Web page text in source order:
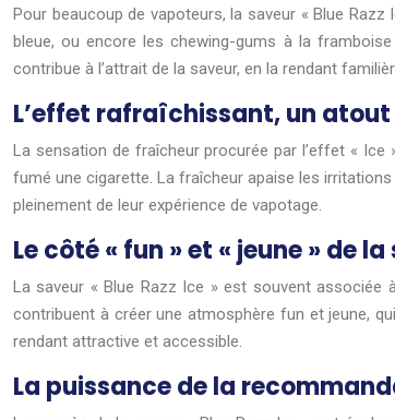
Pour beaucoup de vapoteurs, la saveur « Blue
bleue, ou encore les chewing-gums à la
contribue à l’attrait de la saveur, en la rendant
L’effet rafraîchissant, un
La sensation de fraîcheur procurée par l’effet «
fumé une cigarette. La fraîcheur apaise les
pleinement de leur expérience de vapotage.
Le côté « fun » et « jeune » de
La saveur « Blue Razz Ice » est souvent
contribuent à créer une atmosphère fun et jeune,
rendant attractive et accessible.
La puissance de la